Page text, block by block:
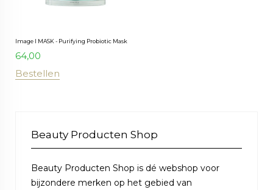
Image I MASK - Purifying Probiotic Mask
64,00
Bestellen
Beauty Producten Shop
Beauty Producten Shop is dé webshop voor
bijzondere merken op het gebied van